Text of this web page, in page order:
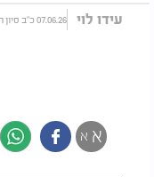
עידו לוי 07.06.26 כ"ב סיון התשפ"ו
א א